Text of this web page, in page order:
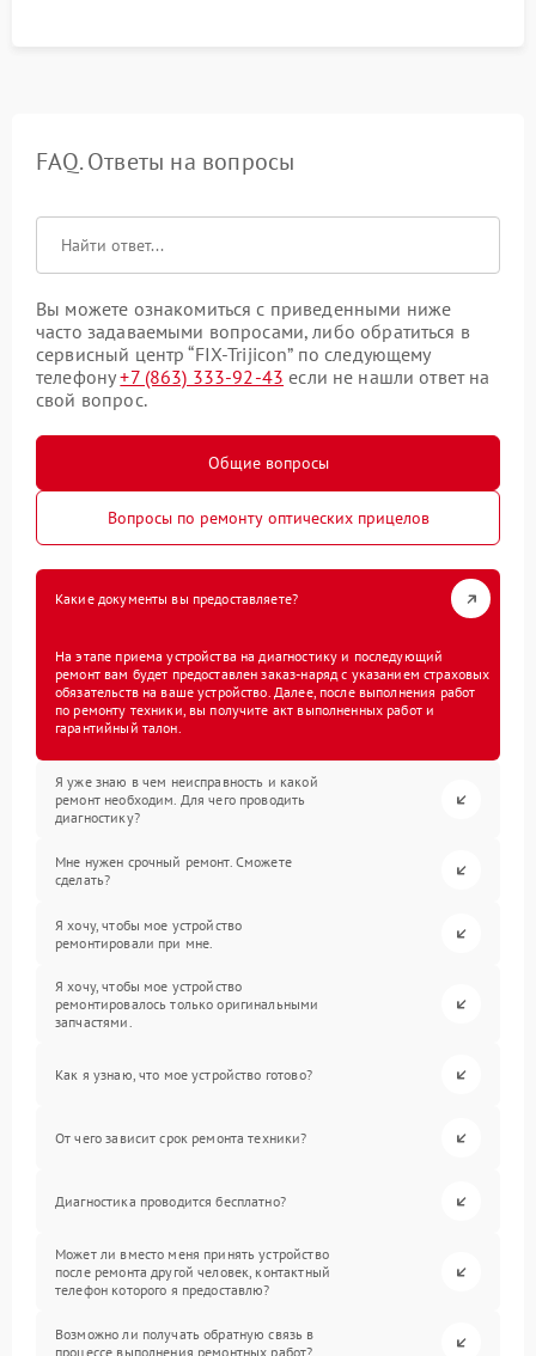
FAQ. Ответы на вопросы
Вы можете ознакомиться с приведенными ниже
часто задаваемыми вопросами, либо обратиться в
сервисный центр “FIX-Trijicon” по следующему
телефону+7 (863) 333-92-43 если не нашли ответ на
свой вопрос.
Общие вопросы
Вопросы по ремонту оптических прицелов
Какие документы вы предоставляете?
На этапе приема устройства на диагностику и последующий
ремонт вам будет предоставлен заказ-наряд с указанием страховых
обязательств на ваше устройство. Далее, после выполнения работ
по ремонту техники, вы получите акт выполненных работ и
гарантийный талон.
Я уже знаю в чем неисправность и какой
ремонт необходим. Для чего проводить
диагностику?
Мне нужен срочный ремонт. Сможете
сделать?
Я хочу, чтобы мое устройство
ремонтировали при мне.
Я хочу, чтобы мое устройство
ремонтировалось только оригинальными
запчастями.
Как я узнаю, что мое устройство готово?
От чего зависит срок ремонта техники?
Диагностика проводится бесплатно?
Может ли вместо меня принять устройство
после ремонта другой человек, контактный
телефон которого я предоставлю?
Возможно ли получать обратную связь в
процессе выполнения ремонтных работ?